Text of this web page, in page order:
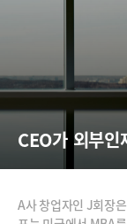
CEO가 외부
A사 창업자인 J회장